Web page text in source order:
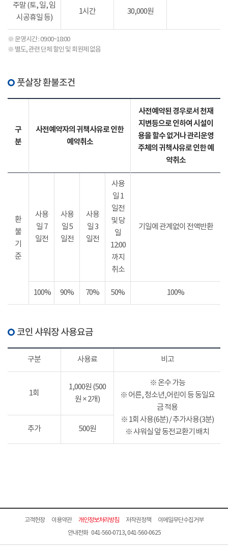
주말 (토, 일, 임
시공휴일 등)
1시간 30,000원
※ 운영시간 : 09:00~18:00
※ 별도, 관련 단체 할인 및 회원제 없음
풋살장 환불조건
구
분
사전예약자의 귀책사유로 인한
예약취소
사전예약된 경우로서 천재
지변등으로 인하여 시설이
용을 할수 없거나 관리운영
주체의 귀책사유로 인한 예
약취소
환
불
기
준
사용
일 7
일전
사용
일 5
일전
사용
일 3
일전
사용
일 1
일전
및 당
일
12:00
까지
취소
기일에 관계없이 전액반환
100% 90% 70% 50% 100%
코인 샤워장 사용요금
구분 사용료 비고
1회
1,000원 (500
원 × 2개)
※ 온수 가능
※ 어른, 청소년,어린이 등 동일요
금 적용
※ 1회 사용(6분) / 추가사용(3분)
※ 샤워실 앞 동전교환기 배치
추가 500원
고객헌장 이용약관 개인정보처리방침 저작권정책
이메일무단수집거부
안내전화 041-560-0713, 041-560-0625